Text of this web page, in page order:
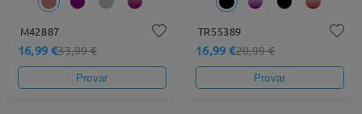
M42887
16,99 €33,99 €
Provar
TR55389
16,99 €20,99 €
Provar